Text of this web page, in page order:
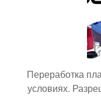
Переработка
условиях.